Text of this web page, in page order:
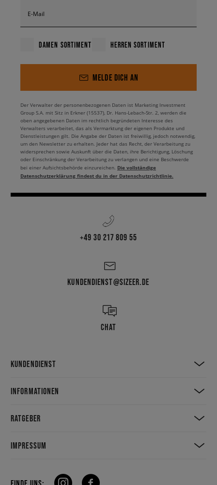
E-Mail
DAMEN SORTIMENT HERREN SORTIMENT
MELDE DICH AN
Der Verwalter der personenbezogenen Daten ist Marketing Investment
Group S.A. mit Sitz in Erkner (15537), Dr. Hans-Lebach-Str. 2, werden die
oben angegebenen Daten im rechtlich begründeten Interesse des
Verwalters verarbeitet, das als Vermarktung der eigenen Produkte und
Dienstleistungen gilt. Die Angabe der Daten ist freiwillig, jedoch notwendig,
um den Newsletter zu erhalten. Jeder hat das Recht, der Verarbeitung zu
widersprechen sowie Auskunft über die Daten, ihre Berichtigung, Löschung
oder Einschränkung der Verarbeitung zu verlangen und eine Beschwerde
bei einer Aufsichtsbehörde einzureichen. Die vollständige
Datenschutzerklärung findest du in der Datenschutzrichtlinie.
+49 30 217 809 55
KUNDENDIENST@SIZEER.DE
CHAT
KUNDENDIENST
INFORMATIONEN
RATGEBER
IMPRESSUM